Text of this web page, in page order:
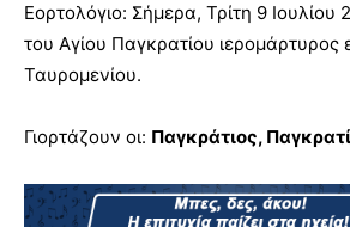
Εορτολόγιο: Σήμερα, Τρίτη 9 Ιουλίου
του Αγίου Παγκρατίου ιερομάρτυρος
Ταυρομενίου.
Γιορτάζουν οι: Παγκράτιος,